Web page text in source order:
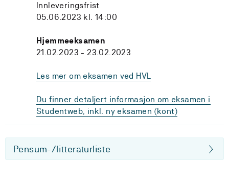
Innleveringsfrist
05.06.2023 kl. 14:00
Hjemmeeksamen
21.02.2023 - 23.02.2023
Les mer om eksamen ved HVL
Du finner detaljert informasjon om eksamen i
Studentweb, inkl. ny eksamen (kont)
Pensum-/litteraturliste